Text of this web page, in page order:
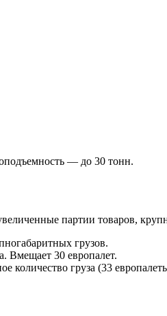
— до 30 тонн.
партии товаров,
грузов.
Вмещает 30 европалет.
груза (33